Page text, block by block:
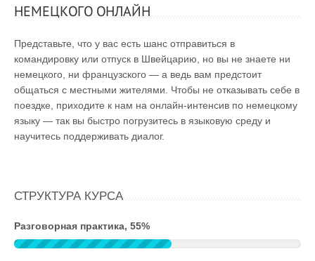
НЕМЕЦКОГО ОНЛАЙН
Представьте, что у вас есть шанс отправиться в
командировку или отпуск в Швейцарию, но вы не знаете ни
немецкого, ни французского — а ведь вам предстоит
общаться с местными жителями. Чтобы не отказывать себе в
поездке, приходите к нам на онлайн-интенсив по немецкому
языку — так вы быстро погрузитесь в языковую среду и
научитесь поддерживать диалог.
СТРУКТУРА КУРСА
Разговорная практика, 55%